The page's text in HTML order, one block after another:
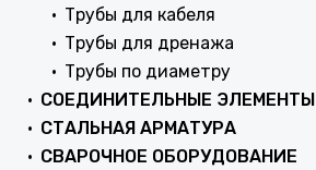
Трубы для кабеля
Трубы для дренажа
Трубы по диаметру
СОЕДИНИТЕЛЬНЫЕ ЭЛЕМЕНТЫ
СТАЛЬНАЯ АРМАТУРА
СВАРОЧНОЕ ОБОРУДОВАНИЕ